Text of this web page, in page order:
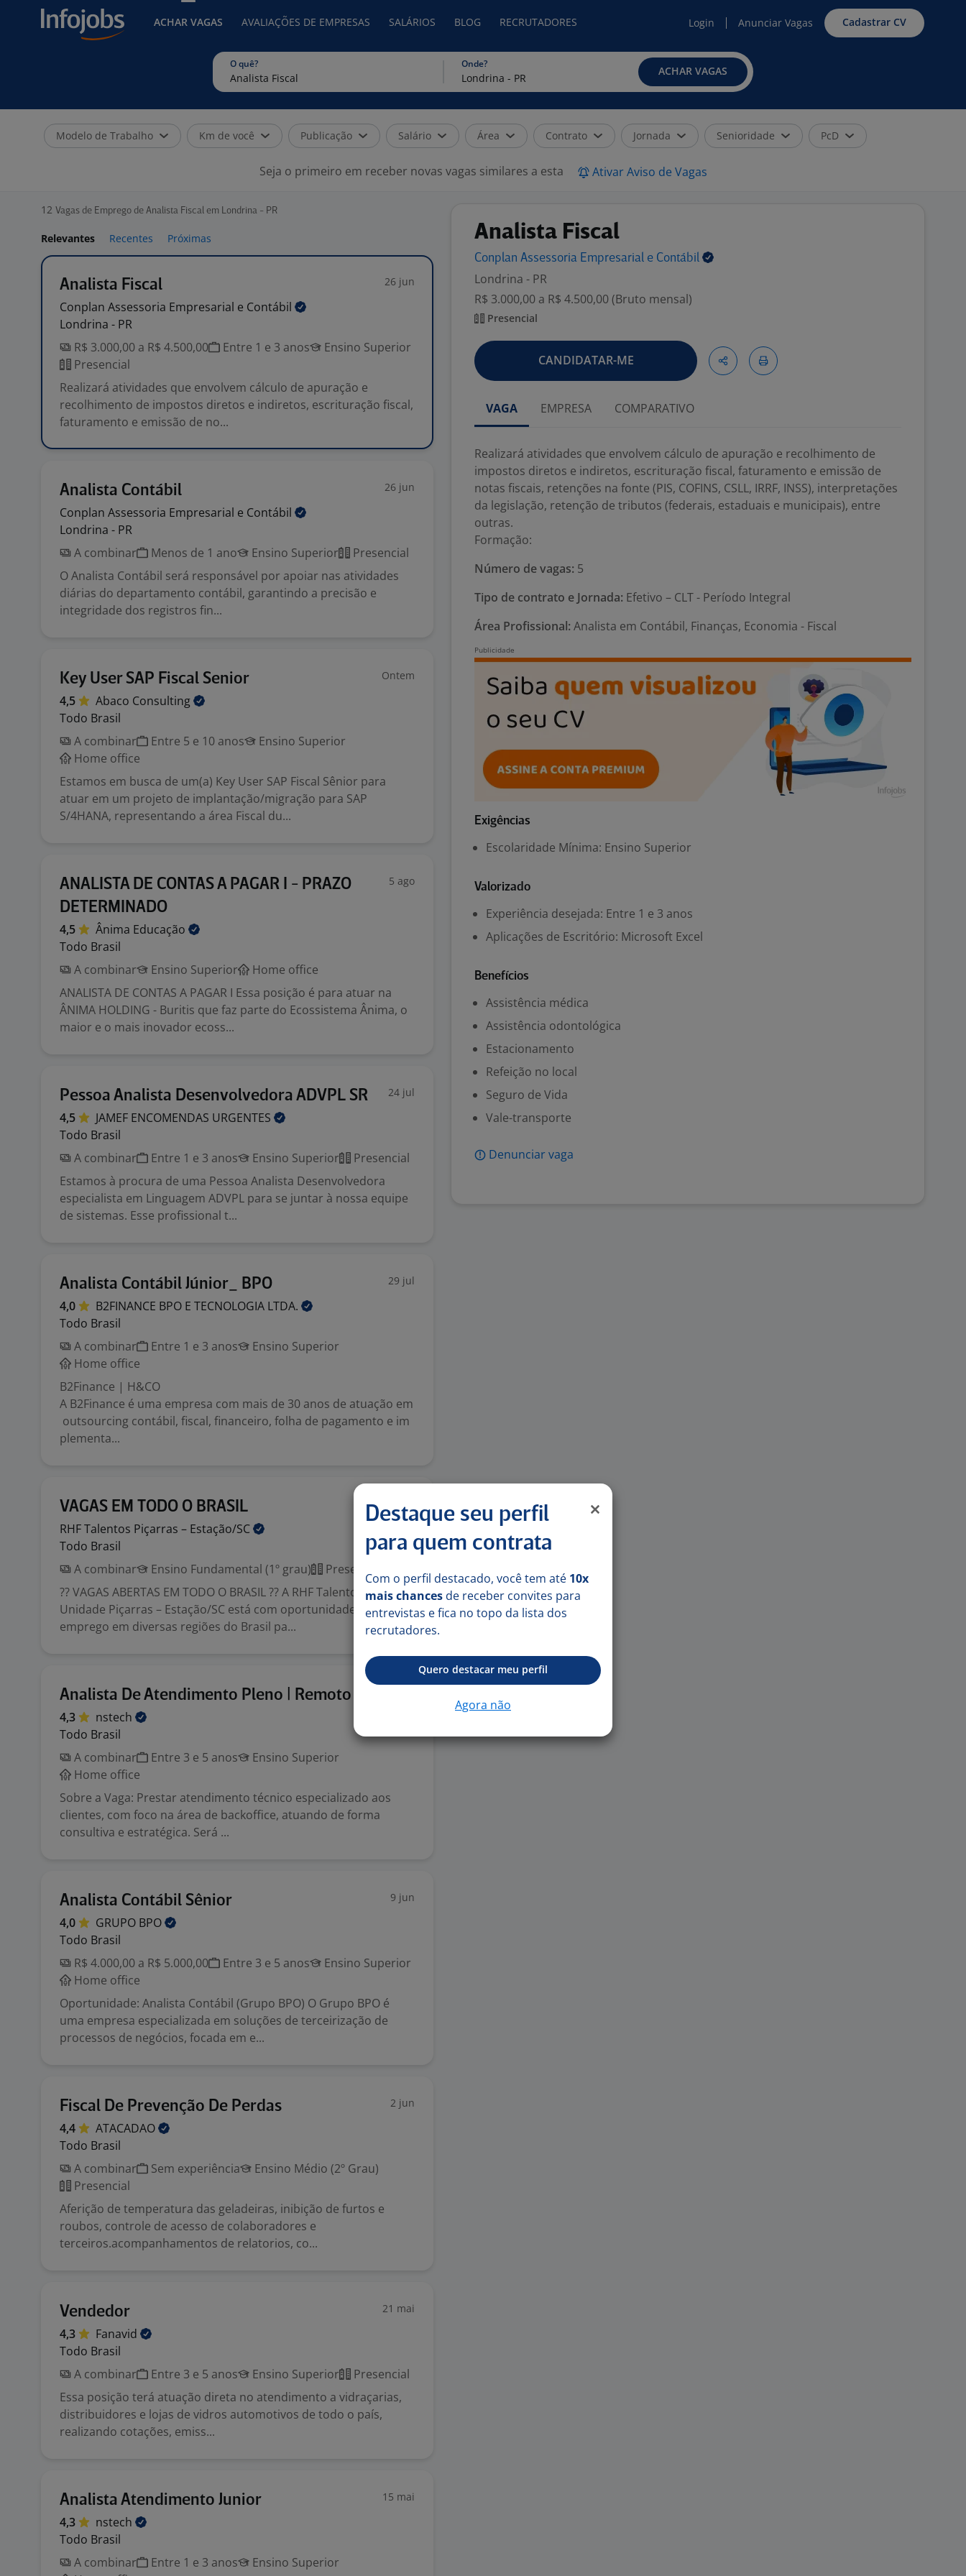
ACHAR VAGAS AVALIAÇÕES DE EMPRESAS SALÁRIOS BLOG RECRUTADORES Login Anunciar Vagas Cadastrar CV
O quê? Onde?
ACHAR VAGAS
Modelo de Trabalho Km de você Publicação Salário Área Contrato Jornada Senioridade PcD
Seja o primeiro em receber novas vagas similares a esta Ativar Aviso de Vagas
12 Vagas de Emprego de Analista Fiscal em Londrina - PR
Relevantes Recentes Próximas
Analista Fiscal 26 jun
Conplan Assessoria Empresarial e Contábil
Londrina - PR
R$ 3.000,00 a R$ 4.500,00
Entre 1 e 3 anos
Ensino Superior
Presencial
Realizará atividades que envolvem cálculo de apuração e
recolhimento de impostos diretos e indiretos, escrituração fiscal,
faturamento e emissão de no...
Analista Contábil 26 jun
Conplan Assessoria Empresarial e Contábil
Londrina - PR
A combinar
Menos de 1 ano Ensino Superior
Presencial
O Analista Contábil será responsável por apoiar nas atividades
diárias do departamento contábil, garantindo a precisão e
integridade dos registros fin...
Key User SAP Fiscal Senior Ontem
4,5 Abaco Consulting
Todo Brasil
A combinar
Entre 5 e 10 anos
Ensino Superior
Home office
Estamos em busca de um(a) Key User SAP Fiscal Sênior para
atuar em um projeto de implantação/migração para SAP
S/4HANA, representando a área Fiscal du...
ANALISTA DE CONTAS A PAGAR I - PRAZO
DETERMINADO
5 ago
4,5 Ânima Educação
Todo Brasil
A combinar
Ensino Superior
Home office
ANALISTA DE CONTAS A PAGAR I Essa posição é para atuar na
ÂNIMA HOLDING - Buritis que faz parte do Ecossistema Ânima, o
maior e o mais inovador ecoss...
Pessoa Analista Desenvolvedora ADVPL SR 24 jul
4,5 JAMEF ENCOMENDAS URGENTES
Todo Brasil
A combinar
Entre 1 e 3 anos Ensino Superior
Presencial
Estamos à procura de uma Pessoa Analista Desenvolvedora
especialista em Linguagem ADVPL para se juntar à nossa equipe
de sistemas. Esse profissional t...
Analista Contábil Júnior_ BPO 29 jul
4,0 B2FINANCE BPO E TECNOLOGIA LTDA.
Todo Brasil
A combinar
Entre 1 e 3 anos
Ensino Superior
Home office
B2Finance | H&CO
A B2Finance é uma empresa com mais de 30 anos de atuação em
outsourcing contábil, fiscal, financeiro, folha de pagamento e im
plementa...
VAGAS EM TODO O BRASIL 17 jun
RHF Talentos Piçarras – Estação/SC
Todo Brasil
A combinar
Ensino Fundamental (1º grau)
Presencial
?? VAGAS ABERTAS EM TODO O BRASIL ?? A RHF Talentos |
Unidade Piçarras – Estação/SC está com oportunidades de
emprego em diversas regiões do Brasil pa...
Analista De Atendimento Pleno | Remoto
4,3
nstech
Todo Brasil
A combinar
Entre 3 e 5 anos
Ensino Superior
Home office
Sobre a Vaga: Prestar atendimento técnico especializado aos
clientes, com foco na área de backoffice, atuando de forma
consultiva e estratégica. Será ...
Analista Contábil Sênior 9 jun
4,0 GRUPO BPO
Todo Brasil
R$ 4.000,00 a R$ 5.000,00
Entre 3 e 5 anos
Ensino Superior
Home office
Oportunidade: Analista Contábil (Grupo BPO) O Grupo BPO é
uma empresa especializada em soluções de terceirização de
processos de negócios, focada em e...
Fiscal De Prevenção De Perdas 2 jun
4,4
ATACADAO
Todo Brasil
A combinar
Sem experiência
Ensino Médio (2º Grau)
Presencial
Aferição de temperatura das geladeiras, inibição de furtos e
roubos, controle de acesso de colaboradores e
terceiros.acompanhamentos de relatorios, co...
Vendedor 21 mai
4,3
Fanavid
Todo Brasil
A combinar
Entre 3 e 5 anos Ensino Superior
Presencial
Essa posição terá atuação direta no atendimento a vidraçarias,
distribuidores e lojas de vidros automotivos de todo o país,
realizando cotações, emiss...
Analista Atendimento Junior 15 mai
4,3
nstech
Todo Brasil
A combinar
Entre 1 e 3 anos
Ensino Superior
Analista Fiscal
Conplan Assessoria Empresarial e Contábil
Londrina - PR
R$ 3.000,00 a R$ 4.500,00 (Bruto mensal)
Presencial
CANDIDATAR-ME
VAGA EMPRESA COMPARATIVO
Realizará atividades que envolvem cálculo de apuração e recolhimento de
impostos diretos e indiretos, escrituração fiscal, faturamento e emissão de
notas fiscais, retenções na fonte (PIS, COFINS, CSLL, IRRF, INSS), interpretações
da legislação, retenção de tributos (federais, estaduais e municipais), entre
outras.
Formação:
Número de vagas: 5
Tipo de contrato e Jornada: Efetivo – CLT - Período Integral
Área Profissional: Analista em Contábil, Finanças, Economia - Fiscal
Exigências
Escolaridade Mínima: Ensino Superior
Valorizado
Experiência desejada: Entre 1 e 3 anos
Aplicações de Escritório: Microsoft Excel
Benefícios
Assistência médica
Assistência odontológica
Estacionamento
Refeição no local
Seguro de Vida
Vale-transporte
Denunciar vaga
Destaque seu perfil
para quem contrata
Com o perfil destacado, você tem até 10x
mais chances de receber convites para
entrevistas e fica no topo da lista dos
recrutadores.
Quero destacar meu perfil
Agora não